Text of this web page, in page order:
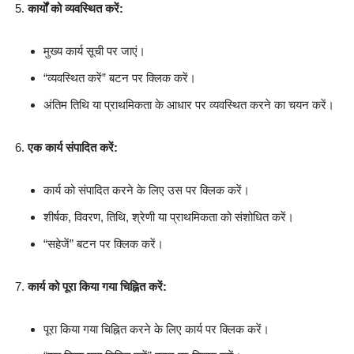
कार्यों को व्यवस्थित करें:
मुख्य कार्य सूची पर जाएं।
“व्यवस्थित करें” बटन पर क्लिक करें।
अंतिम तिथि या प्राथमिकता के आधार पर व्यवस्थित करने का चयन करें।
एक कार्य संपादित करें:
कार्य को संपादित करने के लिए उस पर क्लिक करें।
शीर्षक, विवरण, तिथि, श्रेणी या प्राथमिकता को संशोधित करें।
“सहेजें” बटन पर क्लिक करें।
कार्य को पूरा किया गया चिह्नित करें:
पूरा किया गया चिह्नित करने के लिए कार्य पर क्लिक करें।